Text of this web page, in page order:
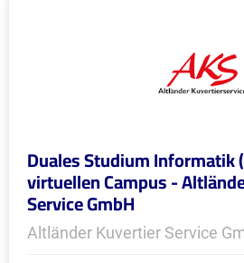
Duales Studium Informatik
virtuellen Campus -
Service GmbH
Altländer Kuvertier Service